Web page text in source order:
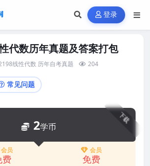
登录
代数历年真题及答案打包
线性代数 历年自考真题 204
常见问题
下载
2学币
会员
费
会员
免费